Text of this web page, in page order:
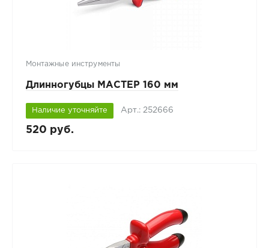
Монтажные инструменты
Длинногубцы МАСТЕР 160 мм
Наличие уточняйте Арт.: 252666
520 руб.